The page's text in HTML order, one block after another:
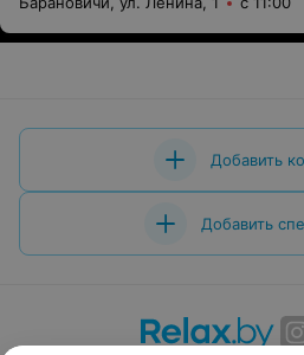
Добавить
Добавить